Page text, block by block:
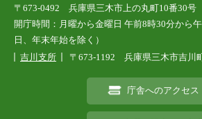
〒673-0492 兵庫県三木市上の丸町10番30号
開庁時間：月曜から金曜日 午前8時30分から
日、年末年始を除く）
吉川支所
〒673-1192 兵庫県三木市吉川
庁舎へのアクセス